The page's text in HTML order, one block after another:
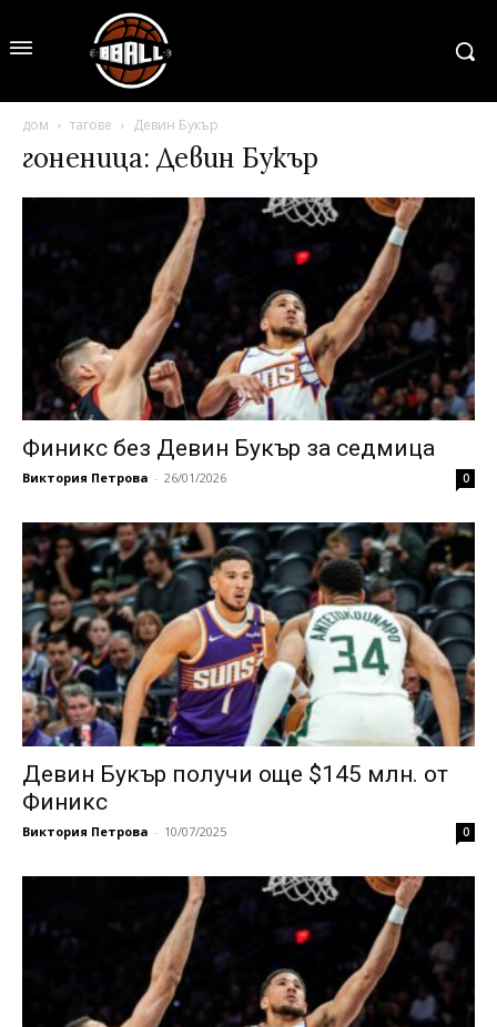
дом тагове Девин Букър
гоненица: Девин Букър
Финикс без Девин Букър за седмица
Виктория Петрова - 26/01/2026 0
Девин Букър получи още $145 млн. от
Финикс
Виктория Петрова - 10/07/2025 0